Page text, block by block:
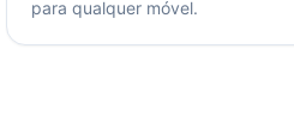
para qualquer móvel.